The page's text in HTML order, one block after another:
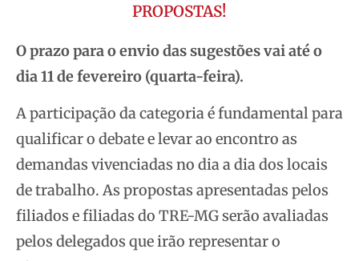
PROPOSTAS!
O prazo para o envio das sugestões vai até o
dia 11 de fevereiro (quarta-feira).
A participação da categoria é fundamental para
qualificar o debate e levar ao encontro as
demandas vivenciadas no dia a dia dos locais
de trabalho. As propostas apresentadas pelos
filiados e filiadas do TRE-MG serão avaliadas
pelos delegados que irão representar o